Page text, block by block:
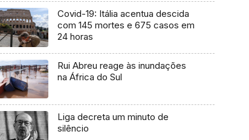
Covid-19: Itália acentua descida
com 145 mortes e 675 casos em
24 horas
Rui Abreu reage às inundações
na África do Sul
Liga decreta um minuto de
silêncio